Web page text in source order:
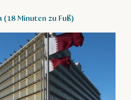
(18 Minuten zu Fuß)